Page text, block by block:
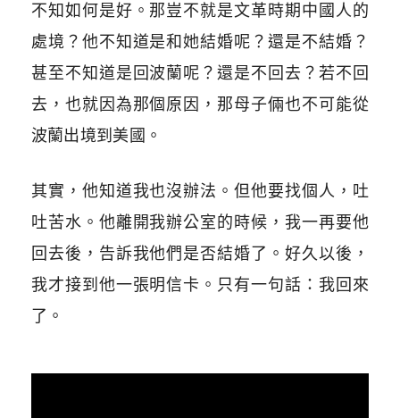
不知如何是好。那豈不就是文革時期中國人的
處境？他不知道是和她結婚呢？還是不結婚？
甚至不知道是回波蘭呢？還是不回去？若不回
去，也就因為那個原因，那母子倆也不可能從
波蘭出境到美國。
其實，他知道我也沒辦法。但他要找個人，吐
吐苦水。他離開我辦公室的時候，我一再要他
回去後，告訴我他們是否結婚了。好久以後，
我才接到他一張明信卡。只有一句話：我回來
了。